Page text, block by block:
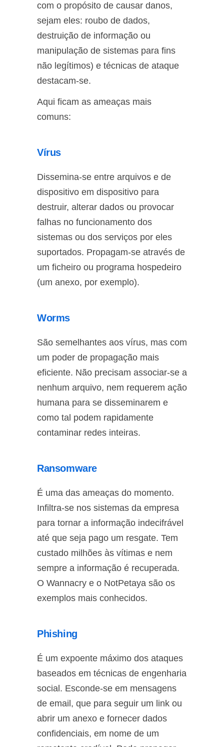
com o propósito de causar danos,
sejam eles: roubo de dados,
destruição de informação ou
manipulação de sistemas para fins
não legítimos) e técnicas de ataque
destacam-se.
Aqui ficam as ameaças mais
comuns:
Vírus
Dissemina-se entre arquivos e de
dispositivo em dispositivo para
destruir, alterar dados ou provocar
falhas no funcionamento dos
sistemas ou dos serviços por eles
suportados. Propagam-se através de
um ficheiro ou programa hospedeiro
(um anexo, por exemplo).
Worms
São semelhantes aos vírus, mas com
um poder de propagação mais
eficiente. Não precisam associar-se a
nenhum arquivo, nem requerem ação
humana para se disseminarem e
como tal podem rapidamente
contaminar redes inteiras.
Ransomware
É uma das ameaças do momento.
Infiltra-se nos sistemas da empresa
para tornar a informação indecifrável
até que seja pago um resgate. Tem
custado milhões às vítimas e nem
sempre a informação é recuperada.
O Wannacry e o NotPetaya são os
exemplos mais conhecidos.
Phishing
É um expoente máximo dos ataques
baseados em técnicas de engenharia
social. Esconde-se em mensagens
de email, que para seguir um link ou
abrir um anexo e fornecer dados
confidenciais, em nome de um